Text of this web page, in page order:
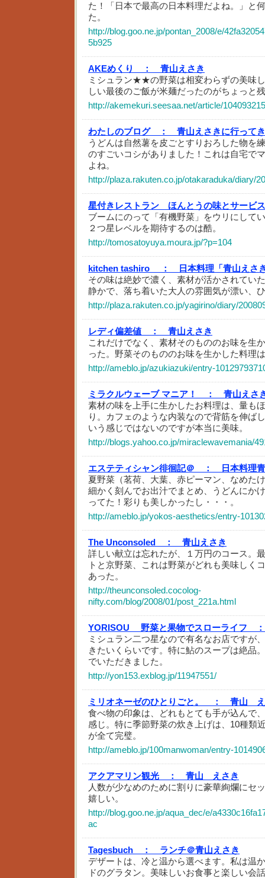
た！「日本で最高の日本料理だよね。」と
た。
http://blog.goo.ne.jp/pontan_2008/e/
5b925
AKEめくり ：
青山えさき
ミシュラン★★の野菜は相変わらずの美味
しい最後のご飯が米麺だったのがちょっと
http://akemekuri.seesaa.net/article/
わたしのブログ ：
青山えさきに行って
うどんは自然薯を皮ごとすりおろした物を
のすごいコシがありました！これは自宅で
よね。
http://plaza.rakuten.co.jp/otakaraduka/diary/
星付きレストラン ほんとうの味とサービ
ブームにのって「有機野菜」をウリにして
２つ星レベルを期待するのは酷。
http://tomosatoyuya.moura.jp/?p=104
kitchen tashiro ：
日本料理「青山えさ
その味は絶妙で濃く、素材が活かされてい
静かで、落ち着いた大人の雰囲気が漂い、
http://plaza.rakuten.co.jp/yagirino/diary/
レディ偏差値 ：
青山えさき
これだけでなく、素材そのもののお味を生
った。野菜そのもののお味を生かした料理
http://ameblo.jp/azukiazuki/entry-
ミラクルウェーブ マニア！ ：
青山えさ
素材の味を上手に生かしたお料理は、量も
り。カフェのような内装なので背筋を伸ば
いう感じではないのですが本当に美味。
http://blogs.yahoo.co.jp/miraclewavemania/
エステティシャン徘徊記＠ ：
日本料理
夏野菜（茗荷、大葉、赤ピーマン、なめた
細かく刻んでお出汁でまとめ、うどんにか
ってた！彩りも美しかったし・・・。
http://ameblo.jp/yokos-aesthetics/entry-
The Unconsoled ：
青山えさき
詳しい献立は忘れたが、１万円のコース。
トと京野菜、これは野菜がどれも美味しく
あった。
http://theunconsoled.cocolog-
nifty.com/blog/2008/01/post_221a.html
YORISOU 野菜と果物でスローライフ ：
ミシュラン二つ星なので有名なお店ですが
きたいくらいです。特に鮎のスープは絶品
でいただきました。
http://yon153.exblog.jp/11947551/
ミリオネーゼのひとりごと。 ：
青山
食べ物の印象は、どれもとても手が込んで
感じ。特に季節野菜の炊き上げは、10種類
が全て完璧。
http://ameblo.jp/100manwoman/entry-
アクアマリン観光 ：
青山 えさき
人数が少なめのために割りに豪華絢爛にセ
嬉しい。
http://blog.goo.ne.jp/aqua_dec/e/
ac
Tagesbuch ：
ランチ＠青山えさき
デザートは、冷と温から選べます。私は温
ドのグラタン。美味しいお食事と楽しい会